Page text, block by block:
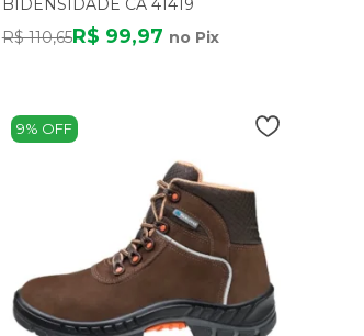
BIDENSIDADE CA 41419
R$ 110,65R$ 99,97 no Pix
9% OFF